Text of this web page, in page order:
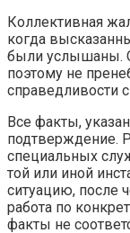
Коллективная
когда
были услышаны.
поэтому не
справедливости
Все факты,
подтверждение.
специальных
той или иной
ситуацию, после
работа по
факты не